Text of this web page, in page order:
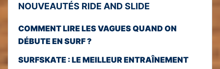
NOUVEAUTÉS RIDE AND SLIDE
COMMENT LIRE LES VAGUES QUAND ON
DÉBUTE EN SURF ?
SURFSKATE : LE MEILLEUR ENTRAÎNEMENT